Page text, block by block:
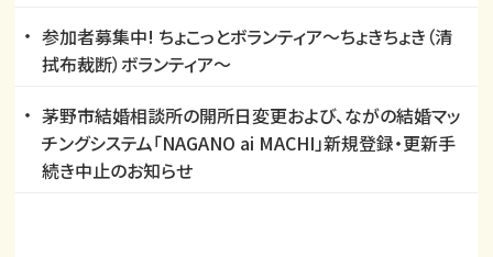
参加者募集中! ちょこっとボランティア～ちょきちょき（清
拭布裁断）ボランティア～
茅野市結婚相談所の開所日変更および、ながの結婚マッ
チングシステム「NAGANO ai MACHI」新規登録・更新手
続き中止のお知らせ